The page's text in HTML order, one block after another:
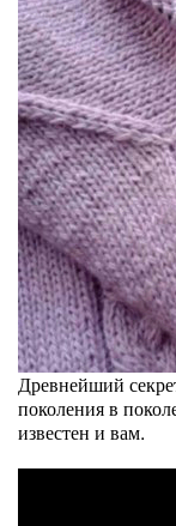
Древнейший
поколения в
известен и вам.